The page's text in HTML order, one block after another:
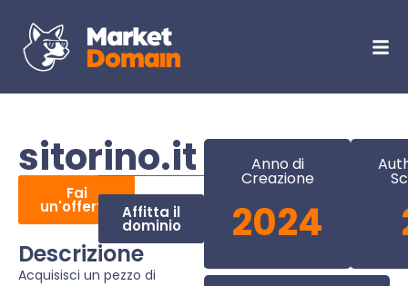
sitorino.it
Fai
un'offerta Affitta il
dominio
Descrizione
Acquisisci un pezzo di
Anno di
Creazione
2024